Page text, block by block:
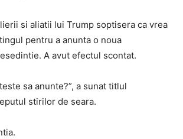
si aliatii lui Trump soptisera ca vrea
pentru a anunta o noua
A avut efectul scontat.
sa anunte?”, a sunat titlul
stirilor de seara.